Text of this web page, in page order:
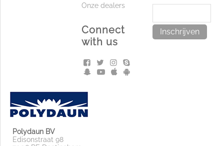
Onze dealers
Connect
with us
Inschrijven
Polydaun BV
Edisonstraat 98